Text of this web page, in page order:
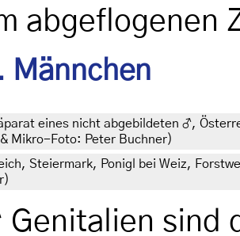
abgeflogenen
Männchen
eines nicht abgebildeten ♂,
Mikro-Foto: Peter Buchner)
Steiermark, Ponigl bei Weiz,
Genitalien sind